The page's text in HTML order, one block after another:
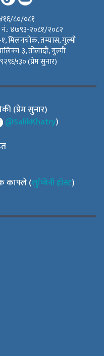
८०/०८१
नं.: ४७९३-२०८१/२०८२
१, मिलनचोक, तम्घास, गुल्मी
३, तोलादी, गुल्मी
(प्रेम सुनार)
(प्रेम सुनार)
@SalikKhatry)
काफ्ले (लुम्बिनी होस्ट)